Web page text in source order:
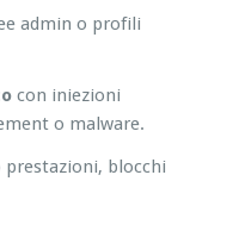
admin o profili
con iniezioni
o malware.
prestazioni, blocchi